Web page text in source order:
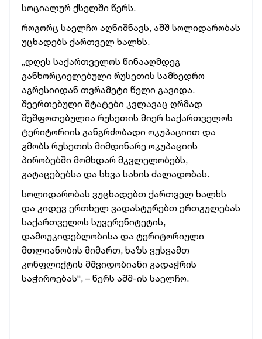
სოციალურ ქსელში წერს.
როგორც საელჩო აღნიშნავს, აშშ სოლიდარობას
უცხადებს ქართველ ხალხს.
„დღეს საქართველოს წინააღმდეგ
განხორციელებული რუსეთის სამხედრო
აგრესიიდან თვრამეტი წელი გავიდა.
შეერთებული შტატები კვლავაც ღრმად
შეშფოთებულია რუსეთის მიერ საქართველოს
ტერიტორიის განგრძობადი ოკუპაციით და
გმობს რუსეთის მიმდინარე ოკუპაციის
პირობებში მომხდარ მკვლელობებს,
გატაცებებსა და სხვა სახის ძალადობას.
სოლიდარობას ვუცხადებთ ქართველ ხალხს
და კიდევ ერთხელ ვადასტურებთ ერთგულებას
საქართველოს სუვერენიტეტის,
დამოუკიდებლობისა და ტერიტორიული
მთლიანობის მიმართ, ხაზს ვუსვამთ
კონფლიქტის მშვიდობიანი გადაჭრის
საჭიროებას“, – წერს აშშ-ის საელჩო.